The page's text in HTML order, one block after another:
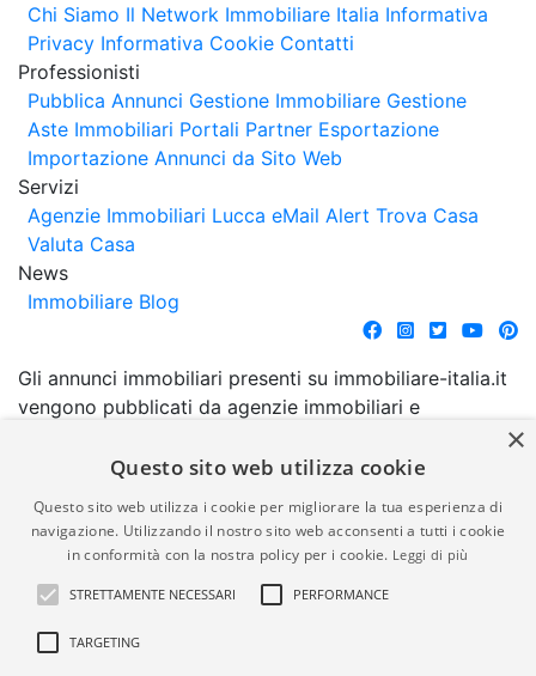
Chi Siamo Il Network Immobiliare Italia Informativa
Privacy Informativa Cookie Contatti
Professionisti
Pubblica Annunci Gestione Immobiliare Gestione
Aste Immobiliari Portali Partner Esportazione
Importazione Annunci da Sito Web
Servizi
Agenzie Immobiliari Lucca eMail Alert Trova Casa
Valuta Casa
News
Immobiliare Blog
Gli annunci immobiliari presenti su immobiliare-italia.it
vengono pubblicati da agenzie immobiliari e
comporta l'approvazione o l'avallo da parte di
garanzia da parte di quest'ultima. immobiliare-italia.it
quindi non è responsabile della veridicità, della
correttezza, della completezza, della normativa in
materia di privacy e/o di alcun altro aspetto dei
suddetti annunci.
×
Questo sito web utilizza cookie
Questo sito web utilizza i cookie per migliorare la tua esperienza di
navigazione. Utilizzando il nostro sito web acconsenti a tutti i cookie
in conformità con la nostra policy per i cookie. Leggi di più
STRETTAMENTE NECESSARI PERFORMANCE
TARGETING